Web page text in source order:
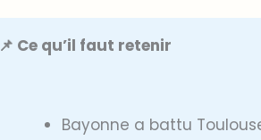
📌 Ce qu’il faut retenir
Bayonne a battu